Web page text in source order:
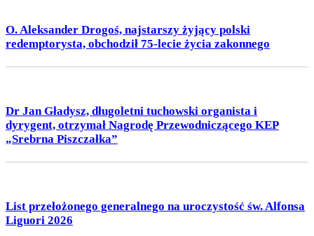
O. Aleksander Drogoś, najstarszy żyjący polski
redemptorysta, obchodził 75-lecie życia zakonnego
Dr Jan Gładysz, długoletni tuchowski organista i
dyrygent, otrzymał Nagrodę Przewodniczącego KEP
„Srebrna Piszczałka”
List przełożonego generalnego na uroczystość św. Alfonsa
Liguori 2026